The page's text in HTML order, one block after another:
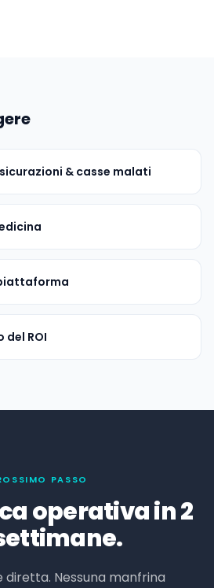
& casse malati
del ROI
PASSO
operativa in 2
diretta. Nessuna manfrina